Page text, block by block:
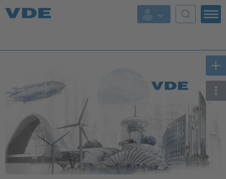
Key Topics
Key Topics
Energy
Standardization
AI & Digital Trust
Health